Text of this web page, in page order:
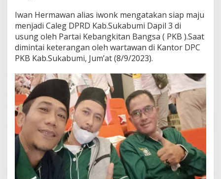
Iwan Hermawan alias iwonk mengatakan siap maju
menjadi Caleg DPRD Kab.Sukabumi Dapil 3 di
usung oleh Partai Kebangkitan Bangsa ( PKB ).Saat
dimintai keterangan oleh wartawan di Kantor DPC
PKB Kab.Sukabumi, Jum’at (8/9/2023).